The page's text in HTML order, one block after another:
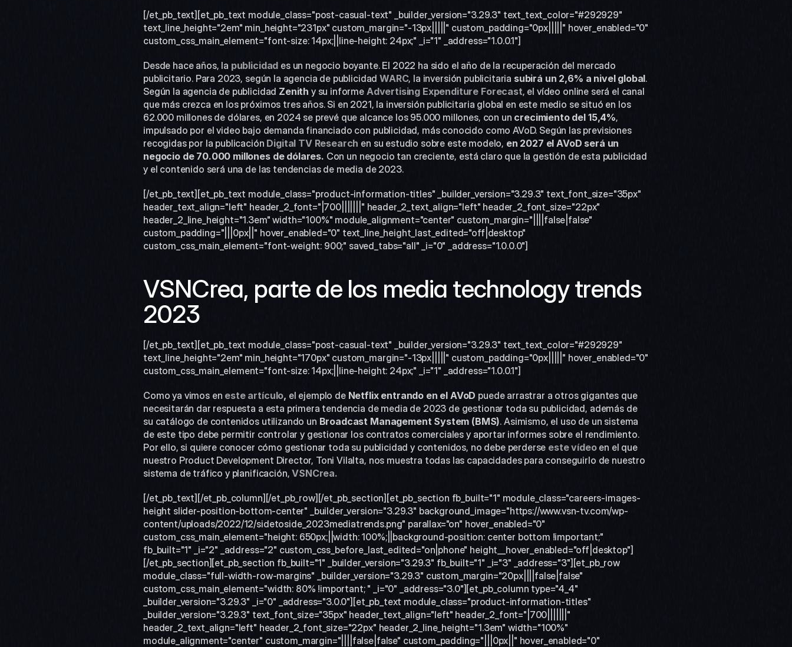
[/et_pb_text][et_pb_text module_class="post-casual-text" _builder_version="3.29.3" text_text_color="#292929"
text_line_height="2em" min_height="231px" custom_margin="-13px|||||" custom_padding="0px|||||" hover_enabled="0"
custom_css_main_element="font-size: 14px;||line-height: 24px;" _i="1" _address="1.0.0.1"]
Desde hace años, la publicidad es un negocio boyante. El 2022 ha sido el año de la recuperación del mercado
publicitario. Para 2023, según la agencia de publicidad WARC, la inversión publicitaria subirá un 2,6% a nivel global.
Según la agencia de publicidad Zenith y su informe Advertising Expenditure Forecast, el vídeo online será el canal
que más crezca en los próximos tres años. Si en 2021, la inversión publicitaria global en este medio se situó en los
62.000 millones de dólares, en 2024 se prevé que alcance los 95.000 millones, con un crecimiento del 15,4%,
impulsado por el video bajo demanda financiado con publicidad, más conocido como AVoD. Según las previsiones
recogidas por la publicación Digital TV Research en su estudio sobre este modelo, en 2027 el AVoD será un
negocio de 70.000 millones de dólares. Con un negocio tan creciente, está claro que la gestión de esta publicidad
y el contenido será una de las tendencias de media de 2023.
[/et_pb_text][et_pb_text module_class="product-information-titles" _builder_version="3.29.3" text_font_size="35px"
header_text_align="left" header_2_font="|700|||||||" header_2_text_align="left" header_2_font_size="22px"
header_2_line_height="1.3em" width="100%" module_alignment="center" custom_margin="||||false|false"
custom_padding="|||0px||" hover_enabled="0" text_line_height_last_edited="off|desktop"
custom_css_main_element="font-weight: 900;" saved_tabs="all" _i="0" _address="1.0.0.0"]
VSNCrea, parte de los media technology trends
2023
[/et_pb_text][et_pb_text module_class="post-casual-text" _builder_version="3.29.3" text_text_color="#292929"
text_line_height="2em" min_height="170px" custom_margin="-13px|||||" custom_padding="0px|||||" hover_enabled="0"
custom_css_main_element="font-size: 14px;||line-height: 24px;" _i="1" _address="1.0.0.1"]
Como ya vimos en este artículo, el ejemplo de Netflix entrando en el AVoD puede arrastrar a otros gigantes que
necesitarán dar respuesta a esta primera tendencia de media de 2023 de gestionar toda su publicidad, además de
su catálogo de contenidos utilizando un Broadcast Management System (BMS). Asimismo, el uso de un sistema
de este tipo debe permitir controlar y gestionar los contratos comerciales y aportar informes sobre el rendimiento.
Por ello, si quiere conocer cómo gestionar toda su publicidad y contenidos, no debe perderse este vídeo en el que
nuestro Product Development Director, Toni Vilalta, nos muestra todas las capacidades para conseguirlo de nuestro
sistema de tráfico y planificación, VSNCrea.
[/et_pb_text][/et_pb_column][/et_pb_row][/et_pb_section][et_pb_section fb_built="1" module_class="careers-images-
height slider-position-bottom-center" _builder_version="3.29.3" background_image="https://www.vsn-tv.com/wp-
content/uploads/2022/12/sidetoside_2023mediatrends.png" parallax="on" hover_enabled="0"
custom_css_main_element="height: 650px;||width: 100%;||background-position: center bottom !important;"
fb_built="1" _i="2" _address="2" custom_css_before_last_edited="on|phone" height__hover_enabled="off|desktop"]
[/et_pb_section][et_pb_section fb_built="1" _builder_version="3.29.3" fb_built="1" _i="3" _address="3"][et_pb_row
module_class="full-width-row-margins" _builder_version="3.29.3" custom_margin="20px||||false|false"
custom_css_main_element="width: 80% !important; " _i="0" _address="3.0"][et_pb_column type="4_4"
_builder_version="3.29.3" _i="0" _address="3.0.0"][et_pb_text module_class="product-information-titles"
_builder_version="3.29.3" text_font_size="35px" header_text_align="left" header_2_font="|700|||||||"
header_2_text_align="left" header_2_font_size="22px" header_2_line_height="1.3em" width="100%"
module_alignment="center" custom_margin="||||false|false" custom_padding="|||0px||" hover_enabled="0"